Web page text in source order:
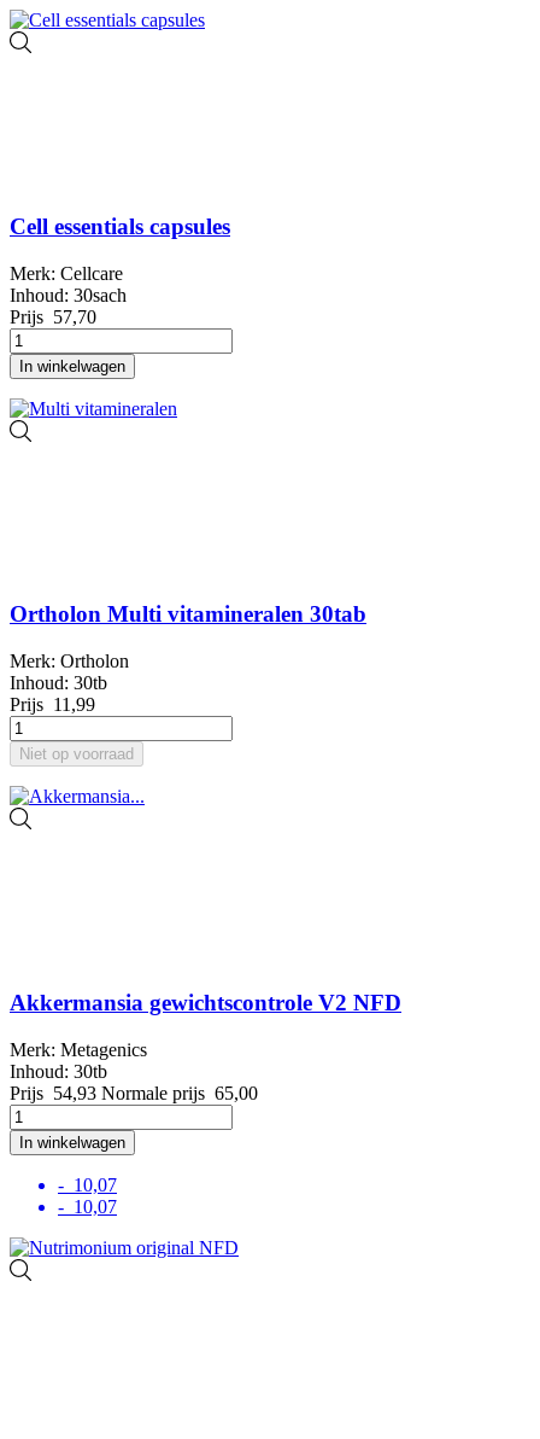
Cell essentials capsules
Merk: Cellcare
Inhoud: 30sach
Prijs 57,70
In winkelwagen
Ortholon Multi vitamineralen 30tab
Merk: Ortholon
Inhoud: 30tb
Prijs 11,99
Niet op voorraad
Akkermansia gewichtscontrole V2 NFD
Merk: Metagenics
Inhoud: 30tb
Prijs 54,93 Normale prijs 65,00
In winkelwagen
- 10,07
- 10,07